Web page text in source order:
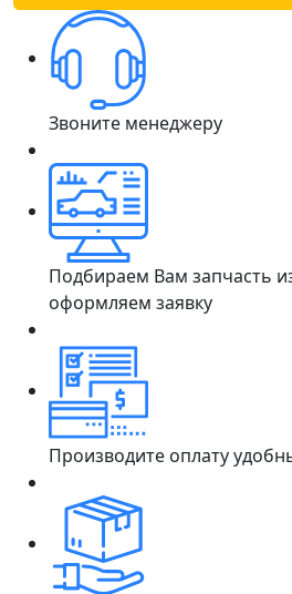
Звоните менеджеру
Подбираем Вам запчасть
оформляем заявку
Производите оплату